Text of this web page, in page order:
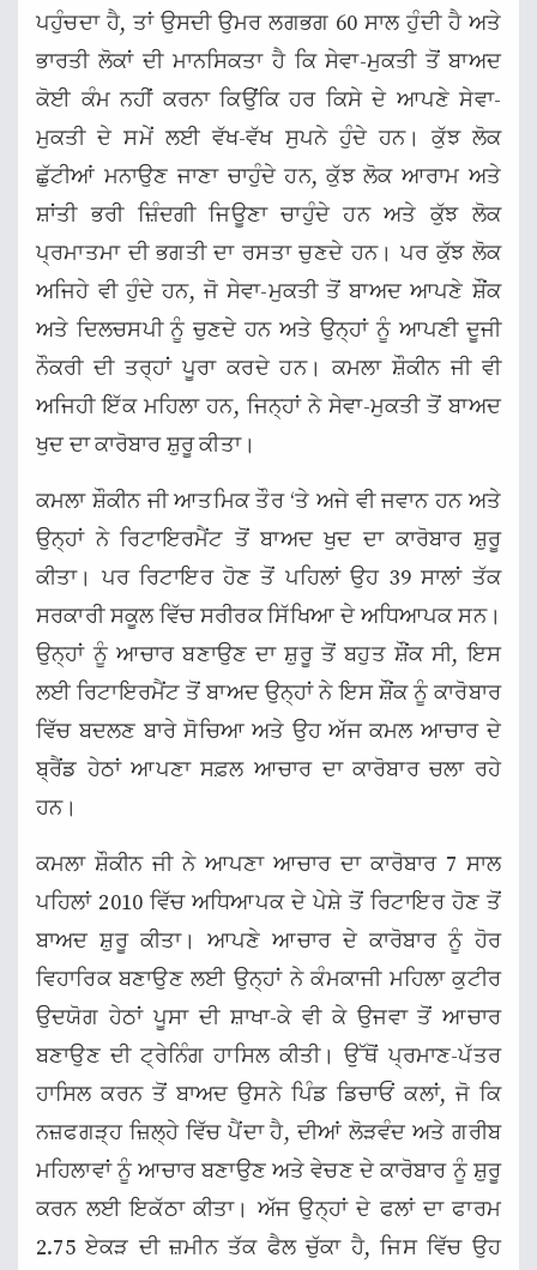
ਪਹੁੰਚਦਾ ਹੈ, ਤਾਂ ਉਸਦੀ ਉਮਰ ਲਗਭਗ 60 ਸਾਲ ਹੁੰਦੀ ਹੈ ਅਤੇ
ਭਾਰਤੀ ਲੋਕਾਂ ਦੀ ਮਾਨਸਿਕਤਾ ਹੈ ਕਿ ਸੇਵਾ-ਮੁਕਤੀ ਤੋਂ ਬਾਅਦ
ਕੋਈ ਕੰਮ ਨਹੀਂ ਕਰਨਾ ਕਿਉਂਕਿ ਹਰ ਕਿਸੇ ਦੇ ਆਪਣੇ ਸੇਵਾ-
ਮੁਕਤੀ ਦੇ ਸਮੇਂ ਲਈ ਵੱਖ-ਵੱਖ ਸੁਪਨੇ ਹੁੰਦੇ ਹਨ। ਕੁੱਝ ਲੋਕ
ਛੁੱਟੀਆਂ ਮਨਾਉਣ ਜਾਣਾ ਚਾਹੁੰਦੇ ਹਨ, ਕੁੱਝ ਲੋਕ ਆਰਾਮ ਅਤੇ
ਸ਼ਾਂਤੀ ਭਰੀ ਜ਼ਿੰਦਗੀ ਜਿਊਣਾ ਚਾਹੁੰਦੇ ਹਨ ਅਤੇ ਕੁੱਝ ਲੋਕ
ਪ੍ਰਮਾਤਮਾ ਦੀ ਭਗਤੀ ਦਾ ਰਸਤਾ ਚੁਣਦੇ ਹਨ। ਪਰ ਕੁੱਝ ਲੋਕ
ਅਜਿਹੇ ਵੀ ਹੁੰਦੇ ਹਨ, ਜੋ ਸੇਵਾ-ਮੁਕਤੀ ਤੋਂ ਬਾਅਦ ਆਪਣੇ ਸ਼ੌਂਕ
ਅਤੇ ਦਿਲਚਸਪੀ ਨੂੰ ਚੁਣਦੇ ਹਨ ਅਤੇ ਉਨ੍ਹਾਂ ਨੂੰ ਆਪਣੀ ਦੂਜੀ
ਨੌਕਰੀ ਦੀ ਤਰ੍ਹਾਂ ਪੂਰਾ ਕਰਦੇ ਹਨ। ਕਮਲਾ ਸ਼ੌਕੀਨ ਜੀ ਵੀ
ਅਜਿਹੀ ਇੱਕ ਮਹਿਲਾ ਹਨ, ਜਿਨ੍ਹਾਂ ਨੇ ਸੇਵਾ-ਮੁਕਤੀ ਤੋਂ ਬਾਅਦ
ਖੁਦ ਦਾ ਕਾਰੋਬਾਰ ਸ਼ੁਰੂ ਕੀਤਾ।
ਕਮਲਾ ਸ਼ੌਕੀਨ ਜੀ ਆਤਮਿਕ ਤੌਰ ‘ਤੇ ਅਜੇ ਵੀ ਜਵਾਨ ਹਨ ਅਤੇ
ਉਨ੍ਹਾਂ ਨੇ ਰਿਟਾਇਰਮੈਂਟ ਤੋਂ ਬਾਅਦ ਖੁਦ ਦਾ ਕਾਰੋਬਾਰ ਸ਼ੁਰੂ
ਕੀਤਾ। ਪਰ ਰਿਟਾਇਰ ਹੋਣ ਤੋਂ ਪਹਿਲਾਂ ਉਹ 39 ਸਾਲਾਂ ਤੱਕ
ਸਰਕਾਰੀ ਸਕੂਲ ਵਿੱਚ ਸਰੀਰਕ ਸਿੱਖਿਆ ਦੇ ਅਧਿਆਪਕ ਸਨ।
ਉਨ੍ਹਾਂ ਨੂੰ ਆਚਾਰ ਬਣਾਉਣ ਦਾ ਸ਼ੁਰੂ ਤੋਂ ਬਹੁਤ ਸ਼ੌਂਕ ਸੀ, ਇਸ
ਲਈ ਰਿਟਾਇਰਮੈਂਟ ਤੋਂ ਬਾਅਦ ਉਨ੍ਹਾਂ ਨੇ ਇਸ ਸ਼ੌਂਕ ਨੂੰ ਕਾਰੋਬਾਰ
ਵਿੱਚ ਬਦਲਣ ਬਾਰੇ ਸੋਚਿਆ ਅਤੇ ਉਹ ਅੱਜ ਕਮਲ ਆਚਾਰ ਦੇ
ਬ੍ਰੈਂਡ ਹੇਠਾਂ ਆਪਣਾ ਸਫ਼ਲ ਆਚਾਰ ਦਾ ਕਾਰੋਬਾਰ ਚਲਾ ਰਹੇ
ਹਨ।
ਕਮਲਾ ਸ਼ੌਕੀਨ ਜੀ ਨੇ ਆਪਣਾ ਆਚਾਰ ਦਾ ਕਾਰੋਬਾਰ 7 ਸਾਲ
ਪਹਿਲਾਂ 2010 ਵਿੱਚ ਅਧਿਆਪਕ ਦੇ ਪੇਸ਼ੇ ਤੋਂ ਰਿਟਾਇਰ ਹੋਣ ਤੋਂ
ਬਾਅਦ ਸ਼ੁਰੂ ਕੀਤਾ। ਆਪਣੇ ਆਚਾਰ ਦੇ ਕਾਰੋਬਾਰ ਨੂੰ ਹੋਰ
ਵਿਹਾਰਿਕ ਬਣਾਉਣ ਲਈ ਉਨ੍ਹਾਂ ਨੇ ਕੰਮਕਾਜੀ ਮਹਿਲਾ ਕੁਟੀਰ
ਉਦਯੋਗ ਹੇਠਾਂ ਪੂਸਾ ਦੀ ਸ਼ਾਖਾ-ਕੇ ਵੀ ਕੇ ਉਜਵਾ ਤੋਂ ਆਚਾਰ
ਬਣਾਉਣ ਦੀ ਟ੍ਰੇਨਿੰਗ ਹਾਸਿਲ ਕੀਤੀ। ਉੱਥੋਂ ਪ੍ਰਮਾਣ-ਪੱਤਰ
ਹਾਸਿਲ ਕਰਨ ਤੋਂ ਬਾਅਦ ਉਸਨੇ ਪਿੰਡ ਡਿਚਾਓਂ ਕਲਾਂ, ਜੋ ਕਿ
ਨਜ਼ਫਗੜ੍ਹ ਜ਼ਿਲ੍ਹੇ ਵਿੱਚ ਪੈਂਦਾ ਹੈ, ਦੀਆਂ ਲੋੜਵੰਦ ਅਤੇ ਗਰੀਬ
ਮਹਿਲਾਵਾਂ ਨੂੰ ਆਚਾਰ ਬਣਾਉਣ ਅਤੇ ਵੇਚਣ ਦੇ ਕਾਰੋਬਾਰ ਨੂੰ ਸ਼ੁਰੂ
ਕਰਨ ਲਈ ਇਕੱਠਾ ਕੀਤਾ। ਅੱਜ ਉਨ੍ਹਾਂ ਦੇ ਫਲਾਂ ਦਾ ਫਾਰਮ
2.75 ਏਕੜ ਦੀ ਜ਼ਮੀਨ ਤੱਕ ਫੈਲ ਚੁੱਕਾ ਹੈ, ਜਿਸ ਵਿੱਚ ਉਹ